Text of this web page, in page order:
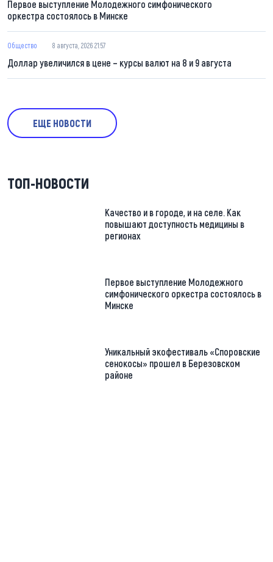
Первое выступление Молодежного симфонического
оркестра состоялось в Минске
Общество 8 августа, 2026 21:57
Доллар увеличился в цене – курсы валют на 8 и 9 августа
ЕЩЕ НОВОСТИ
ТОП-НОВОСТИ
Качество и в городе, и на селе. Как
повышают доступность медицины в
регионах
Первое выступление Молодежного
симфонического оркестра состоялось в
Минске
Уникальный экофестиваль «Споровские
сенокосы» прошел в Березовском
районе